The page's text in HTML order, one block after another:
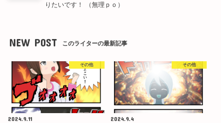
りたいです！ （無理ｐｏ）
NEW POST このライターの最新記事
その他
2024.9.11
その他
2024.9.4